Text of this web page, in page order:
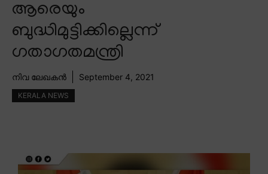
ആരെയും
ബുദ്ധിമുട്ടിക്കില്ലെന്ന്
ഗതാഗതമന്ത്രി
നിവ ലേഖകൻ September 4, 2021
KERALA NEWS